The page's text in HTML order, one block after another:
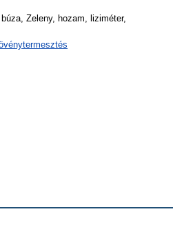
Zeleny, hozam, liziméter,